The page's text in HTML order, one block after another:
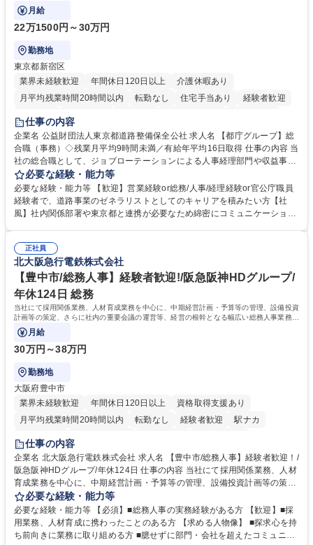
ております！ ※下記業務詳細
月給
22万1500円～30万円
勤務地
東京都新宿区
業界未経験歓迎
年間休日120日以上
介護休暇あり
月平均残業時間20時間以内
転勤なし 住宅手当あり
経験者歓迎
研修あり
退職金あり
駅近5分以内
資格取得手当あり 食事補助あり
仕事の内容
企業名 公益財団法人東京都道路整備保全公社 求人名 【都庁グループ】総
合職（事務）◇残業月平均9時間未満／有給年平均16日取得 仕事の内容 当
社の総合職として、ジョブローテーションによる人事経理部門や収益事業
等のフロント部門の部署等幅広い部署での業務をお任せいたします。研修
制度やキャリア支援が充実しております！ ※下記業務詳細 【業務詳細】■
管理部門：広報、人事、経理など当公社の運営に係る管理業務 ■収益部
門：駐車場の新規開拓、管理運営、新宿駅西口広場の「イベントコーナ
道路施設や道路工事現場の見学ツアー事業 ※入社後は上記いずれかの部門
へ配属。※業務内容変更の範囲：会社の定める業務 募集職種 【都庁グル
ープ】総合職（事務）◇残業月平均9時間未満／有給年平均16日取得
必要な経験・能力等
必要な経験・能力等 【歓迎】営業経験or総務/人事/経理経験or官公庁職員
経験者で、道路事業のゼネラリストとしてのキャリアを積みたい方【社
風】社内関係部署や東京都と連携が必要なため綿密にコミュニケーション
部門など多岐に渡る業務を経験できます。 ■様々なプロジェクト：駐車場
事業の他、新宿駅西口広場内に設置された照明を兼ねた広告「ブライトサ
イン」の管理運営を行うなど、事業収益を生み出す活動を積極的に行って
います。 学歴・資格 学歴：大学院 大学 高専 短大 専修学校 高校 語学力：
資格：
正社員
北大阪急行電鉄株式会社
【豊中市/総務人事】経験者歓迎!/阪急阪神HDグループ/
年休124日 総務
当社にて採用関係業務、人材育成業務を中心に、中期経営計画・予算等の管理、設備投資
計画等の策定、さらに社内の重要会議の運営等、経営の根幹となる幅広い総務人事業務全
般を担当していただきます。
月給
30万円～38万円
勤務地
大阪府豊中市
業界未経験歓迎
年間休日120日以上
資格取得支援あり
月平均残業時間20時間以内
転勤なし 経験者歓迎
駅ナカ
退職金あり
土日祝休み
服装自由 昼食補助あり 食事補助あり
仕事の内容
企業名 北大阪急行電鉄株式会社 求人名 【豊中市/総務人事】経験者歓迎！/
阪急阪神HDグループ/年休124日 仕事の内容 当社にて採用関係業務、人材
育成業務を中心に、中期経営計画・予算等の管理、設備投資計画等の策
定、さらに社内の重要会議の運営等、経営の根幹となる幅広い総務人事業
務全般を担当していただきます。 【主な業務内容】 ■採用関係業務および
人材育成(社員研修)業務の推進 ■中期経営計画および予算等の管理 ■設備
投資計画等の策定 ■社内の重要会議の運営 ■その他総務人事業務全般 【入
必要な経験・能力等
必要な経験・能力等 【必須】■総務人事の実務経験がある方 【歓迎】■採
用業務、人材育成に携わったことのある方 【求める人物像】 ■探求心を持
ち前向きに業務に取り組める方 ■臆せずに部門・会社を超えたコミュニケ